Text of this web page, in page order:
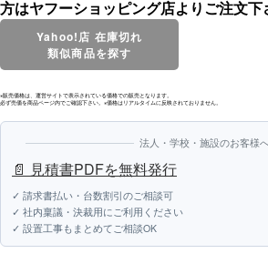
方はヤフーショッピング店よりご注文下
Yahoo!店 在庫切れ
類似商品を探す
※販売価格は、運営サイトで表示されている価格での販売となります。
必ず売価を商品ページ内でご確認下さい。※価格はリアルタイムに反映されておりません。
法人・学校・施設のお客様
📄 見積書PDFを無料発行
✓ 請求書払い・台数割引のご相談可
✓ 社内稟議・決裁用にご利用ください
✓ 設置工事もまとめてご相談OK